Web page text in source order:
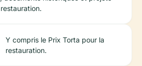
Y compris le Prix Torta pour la
restauration.